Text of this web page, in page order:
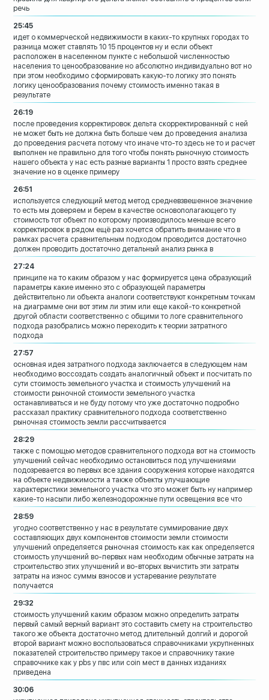
речь
25:45
идет о коммерческой недвижимости в каких-то крупных городах то
разница может ставлять 10 15 процентов ну и если объект
расположен в населенном пункте с небольшой численностью
населения то ценообразование но абсолютно индивидуально вот но
при этом необходимо сформировать какую-то логику это понять
логику ценообразования почему стоимость именно такая в
результате
26:19
после проведения корректировок дельта скорректированный с ней
не может быть не должна быть больше чем до проведения анализа
до проведения расчета потому что иначе что-то здесь не то и расчет
выполнен не правильно для того чтобы понять рыночную стоимость
нашего объекта у нас есть разные варианты 1 просто взять среднее
значение но в оценке примеру
26:51
используется следующий метод метод средневзвешенное значение
то есть мы доверяем и берем в качестве основополагающего ту
стоимость тот объект по которому производилось меньше всего
корректировок в рядом ещё раз хочется обратить внимание что в
рамках расчета сравнительным подходом проводится достаточно
должен проводить достаточно детальный анализ рынка в
27:24
принципе на то каким образом у нас формируется цена образующий
параметры какие именно это с образующей параметры
действительно ли объекта аналоги соответствуют конкретным точкам
на диаграмме они вот этим ли этим или еще какой-то конкретной
другой области соответственно с общими то логе сравнительного
подхода разобрались можно переходить к теории затратного
подхода
27:57
основная идея затратного подхода заключается в следующем нам
необходимо воссоздать создать аналогичный объект и посчитать по
сути стоимость земельного участка и стоимость улучшений на
стоимости рыночной стоимости земельного участка
останавливаться и не буду потому что уже достаточно подробно
рассказал практику сравнительного подхода соответственно
рыночная стоимость земли рассчитывается
28:29
также с помощью методов сравнительного подхода вот на стоимость
улучшений сейчас необходимо остановиться под улучшениями
подозревается во первых все здания сооружения которые находятся
на объекте недвижимости а также объекты улучшающие
характеристики земельного участка что это может быть ну например
какие-то насыпи либо железнодорожные пути освещения все что
28:59
угодно соответственно у нас в результате суммирование двух
составляющих двух компонентов стоимости земли стоимости
улучшений определяется рыночная стоимость как как определяется
стоимость улучшений во-первых нам необходим обычные затраты на
строительство этих улучшений и во-вторых вычистить эти затраты
затраты на износ суммы взносов и устаревание результате
получается
29:32
стоимость улучшений каким образом можно определить затраты
первый самый верный вариант это составить смету на строительство
такого же объекта достаточно метод длительный долгий и дорогой
второй вариант можно воспользоваться справочниками укрупненных
показателей строительство примеру такое и справочнику такие
справочнике как у pbs у пвс или coin мест в данных изданиях
приведена
30:06